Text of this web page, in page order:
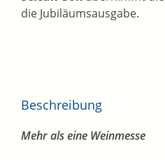
die Jubiläumsausgabe.
Beschreibung
Mehr als eine Weinmesse